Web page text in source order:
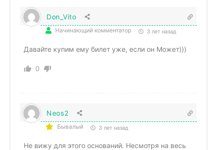
Don_Vito
Начинающий комментатор 3 лет назад
Давайте купим ему билет уже, если он Может)))
0
Neos2
Бывалый 3 лет назад
Не вижу для этого оснований. Несмотря на весь